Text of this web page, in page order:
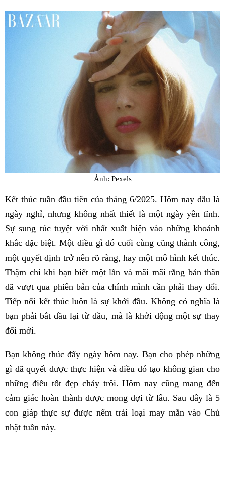
Ảnh: Pexels
Kết thúc tuần đầu tiên của tháng 6/2025. Hôm nay dẫu là
ngày nghỉ, nhưng không nhất thiết là một ngày yên tĩnh.
Sự sung túc tuyệt vời nhất xuất hiện vào những khoảnh
khắc đặc biệt. Một điều gì đó cuối cùng cũng thành công,
một quyết định trở nên rõ ràng, hay một mô hình kết thúc.
Thậm chí khi bạn biết một lần và mãi mãi rằng bản thân
đã vượt qua phiên bản của chính mình cần phải thay đổi.
Tiếp nối kết thúc luôn là sự khởi đầu. Không có nghĩa là
bạn phải bắt đầu lại từ đầu, mà là khởi động một sự thay
đổi mới.
Bạn không thúc đẩy ngày hôm nay. Bạn cho phép những
gì đã quyết được thực hiện và điều đó tạo không gian cho
những điều tốt đẹp chảy trôi. Hôm nay cũng mang đến
cảm giác hoàn thành được mong đợi từ lâu. Sau đây là 5
con giáp thực sự được nếm trải loại may mắn vào Chủ
nhật tuần này.